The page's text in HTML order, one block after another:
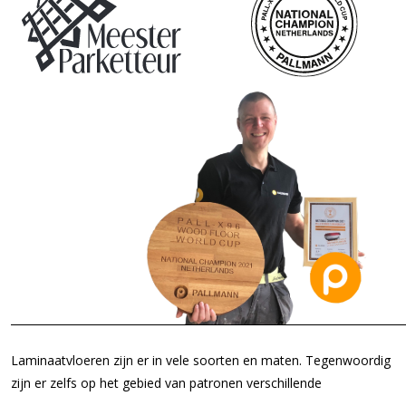
Laminaatvloeren zijn er in vele soorten en maten. Tegenwoordig
zijn er zelfs op het gebied van patronen verschillende